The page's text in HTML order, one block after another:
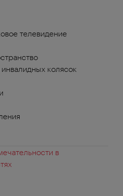
телевидение
колясок
в